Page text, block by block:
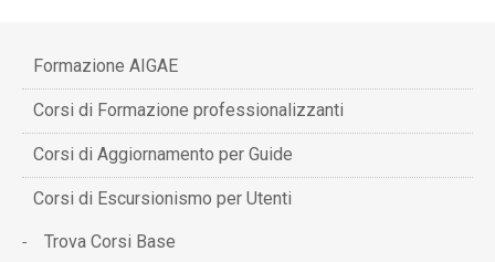
Formazione AIGAE
Corsi di Formazione professionalizzanti
Corsi di Aggiornamento per Guide
Corsi di Escursionismo per Utenti
Trova Corsi Base